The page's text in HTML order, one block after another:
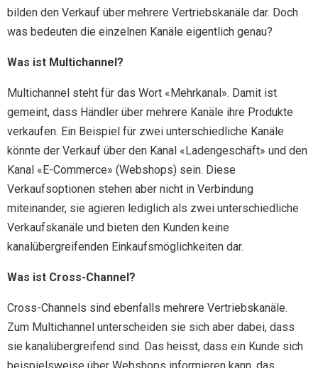
bilden den Verkauf über mehrere Vertriebskanäle dar. Doch
was bedeuten die einzelnen Kanäle eigentlich genau?
Was ist Multichannel?
Multichannel steht für das Wort «Mehrkanal». Damit ist
gemeint, dass Händler über mehrere Kanäle ihre Produkte
verkaufen. Ein Beispiel für zwei unterschiedliche Kanäle
könnte der Verkauf über den Kanal «Ladengeschäft» und den
Kanal «E-Commerce» (Webshops) sein. Diese
Verkaufsoptionen stehen aber nicht in Verbindung
miteinander, sie agieren lediglich als zwei unterschiedliche
Verkaufskanäle und bieten den Kunden keine
kanalübergreifenden Einkaufsmöglichkeiten dar.
Was ist Cross-Channel?
Cross-Channels sind ebenfalls mehrere Vertriebskanäle.
Zum Multichannel unterscheiden sie sich aber dabei, dass
sie kanalübergreifend sind. Das heisst, dass ein Kunde sich